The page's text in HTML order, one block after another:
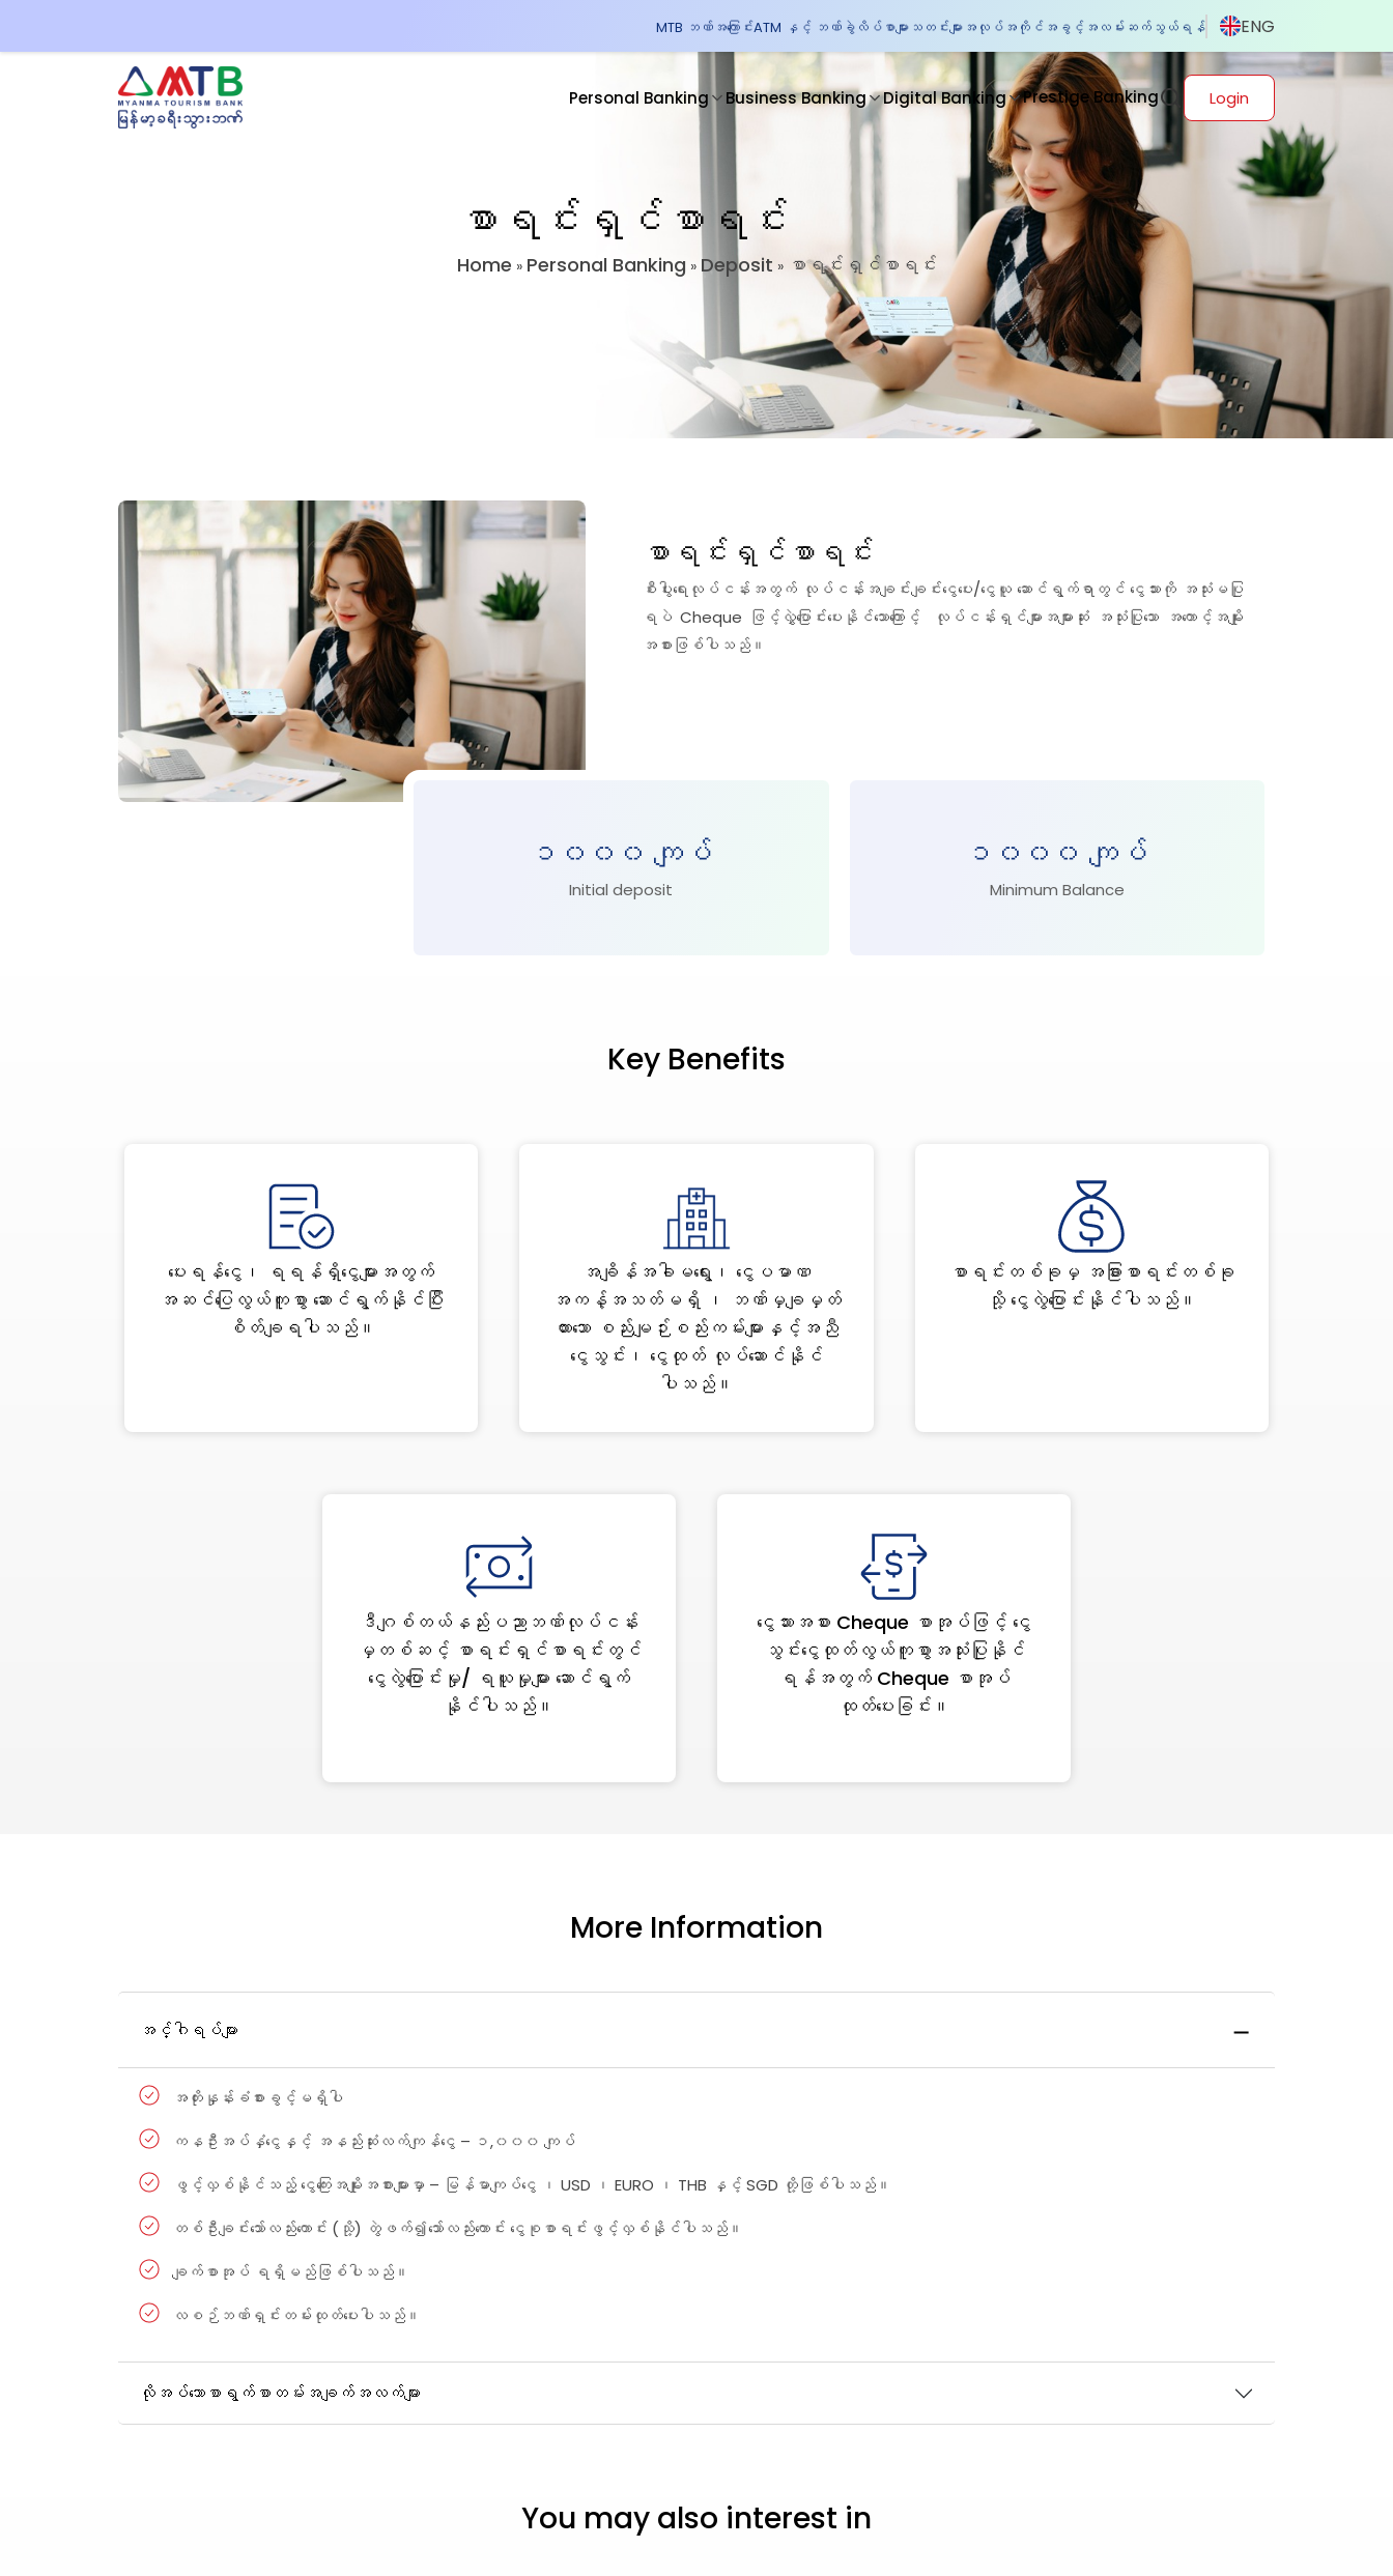
MTB ဘဏ်အကြောင်းATM နှင့် ဘဏ်ခွဲလိပ်စာများ သတင်းများ အလုပ်အကိုင်အခွင့်အလမ်း ဆက်သွယ်ရန် ENG
Personal Banking Business Banking Digital Banking Prestige Banking Login
စာရင်းရှင်စာရင်း
Home » Personal Banking » Deposit » စာရင်းရှင်စာရင်း
စာရင်းရှင်စာရင်း
စီးပွါးရေးလုပ်ငန်းအတွက် လုပ်ငန်းအချင်းချင်းငွေပေး/ငွေယူ ဆောင်ရွက်ရာတွင် ငွေသားကို အသုံးမပြု
ရပဲ Cheque ဖြင့်လွှဲပြောင်းပေးနိုင်သောကြောင့် လုပ်ငန်းရှင်များအများဆုံး အသုံးပြုသော အကောင့်အမျိုး
အစားဖြစ်ပါသည်။
၁၀၀၀ ကျပ်
Initial deposit
၁၀၀၀ ကျပ်
Minimum Balance
Key Benefits
ပေးရန်ငွေ၊ ရရန်ရှိငွေများအတွက်
အဆင်ပြေလွယ်ကူစွာ ဆောင်ရွက်နိုင်ပြီး
စိတ်ချရပါသည်။
အချိန်အခါမရွေး၊ ငွေပမာဏ
အကန့်အသတ်မရှိ ၊ ဘဏ်မှချမှတ်
ထားသော စည်းမျဉ်းစည်းကမ်းများနှင့်အညီ
ငွေသွင်း၊ ငွေထုတ် လုပ်ဆောင်နိုင်
ပါသည်။
စာရင်းတစ်ခုမှ အခြားစာရင်းတစ်ခု
သို့ ငွေလွဲပြောင်းနိုင်ပါသည်။
ဒီဂျစ်တယ်နည်းပညာဘဏ်လုပ်ငန်း
မှတစ်ဆင့် စာရင်းရှင်စာရင်းတွင်
ငွေလွဲပြောင်းမှု/ ရယူမှုများ ဆောင်ရွက်
နိုင်ပါသည်။
ငွေသားအစား Cheque စာအုပ်ဖြင့် ငွေ
သွင်းငွေထုတ်လွယ်ကူစွာအသုံးပြုနိုင်
ရန်အတွက် Cheque စာအုပ်
ထုတ်ပေးခြင်း။
More Information
အင်္ဂါရပ်များ
အတိုးနှုန်းခံစားခွင့်မရှိပါ
ကနဦးအပ်နှံငွေနှင့် အနည်းဆုံးလက်ကျန်ငွေ – ၁,၀၀၀ ကျပ်
ဖွင့်လှစ်နိုင်သည့် ‌‌‌ငွေကြေးအမျိုးအစားများမှာ – မြန်မာကျပ်ငွေ ၊ USD ၊ EURO ၊ THB နှင့် SGD တို့ဖြစ်ပါသည်။
တစ်ဦးချင်းသော်လည်းကောင်း (သို့) တွဲဖက်၍သော်လည်းကောင်း ငွေစုစာရင်းဖွင့်လှစ်နိုင်ပါသည်။
ချက်စာအုပ် ရရှိမည်ဖြစ်ပါသည်။
လစဉ်ဘဏ်ရှင်းတမ်းထုတ်ပေးပါသည်။
လိုအပ်သောစာရွက်စာတမ်းအချက်အလက်များ
You may also interest in